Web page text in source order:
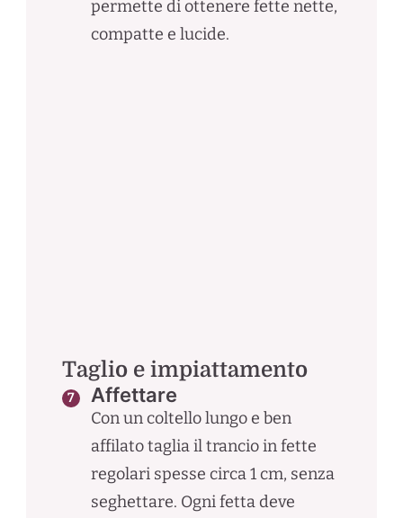
permette di ottenere fette nette,
compatte e lucide.
Taglio e impiattamento
Affettare
Con un coltello lungo e ben
affilato taglia il trancio in fette
regolari spesse circa 1 cm, senza
seghettare. Ogni fetta deve